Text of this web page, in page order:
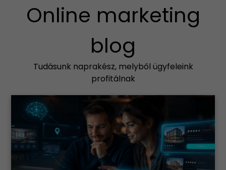
Online marketing
blog
Tudásunk naprakész, melyből ügyfeleink
profitálnak